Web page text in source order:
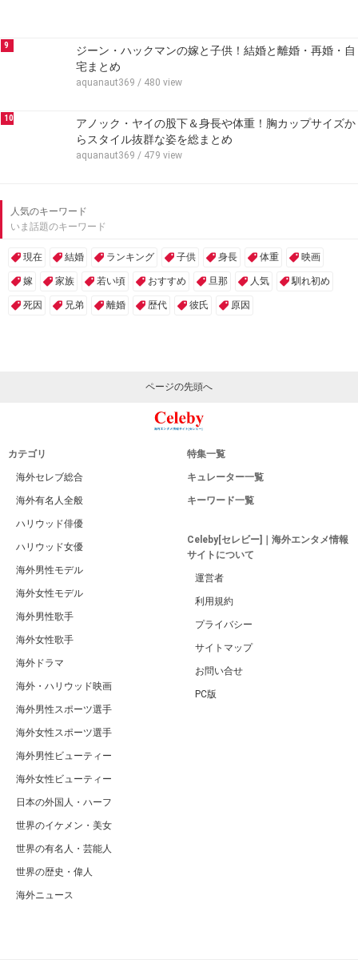
9
ジーン・ハックマンの嫁と子供！結婚と離婚・再婚・自
宅まとめ
aquanaut369 / 480 view
10
アノック・ヤイの股下＆身長や体重！胸カップサイズか
らスタイル抜群な姿を総まとめ
aquanaut369 / 479 view
人気のキーワード
いま話題のキーワード
現在 結婚 ランキング 子供 身長 体重 映画
嫁 家族 若い頃 おすすめ 旦那 人気 馴れ初め
死因 兄弟 離婚 歴代 彼氏 原因
ページの先頭へ
カテゴリ
海外セレブ総合
海外有名人全般
ハリウッド俳優
ハリウッド女優
海外男性モデル
海外女性モデル
海外男性歌手
海外女性歌手
海外ドラマ
海外・ハリウッド映画
海外男性スポーツ選手
海外女性スポーツ選手
海外男性ビューティー
海外女性ビューティー
日本の外国人・ハーフ
世界のイケメン・美女
世界の有名人・芸能人
世界の歴史・偉人
海外ニュース
特集一覧
キュレーター一覧
キーワード一覧
Celeby[セレビー]｜海外エンタメ情報
サイトについて
運営者
利用規約
プライバシー
サイトマップ
お問い合せ
PC版